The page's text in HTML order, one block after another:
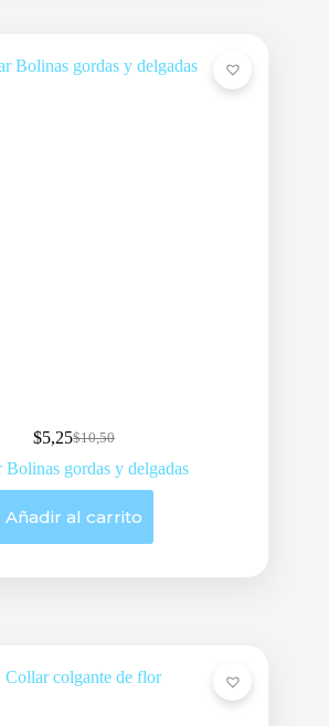
$10,50
Original
price
was:
$5,25Current
price
is:
Bolinas gordas y delgadas
Añadir al carrito